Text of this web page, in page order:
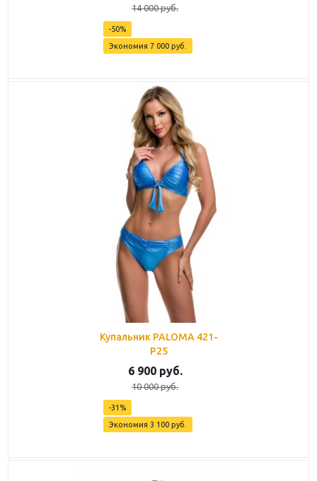
14 000руб.
-50%
Экономия 7 000руб.
Купальник PALOMA 421-
P25
6 900руб.
10 000руб.
-31 %
Экономия 3 100руб.